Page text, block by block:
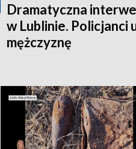
Dramatyczna
w Lublinie. Policjanci
mężczyznę